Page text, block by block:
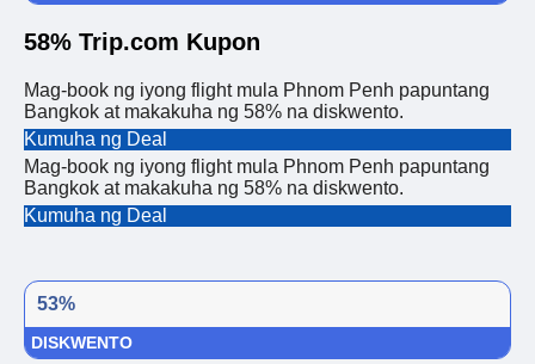
58% Trip.com Kupon
Mag-book ng iyong flight mula Phnom Penh papuntang
Bangkok at makakuha ng 58% na diskwento.
Kumuha ng Deal
Mag-book ng iyong flight mula Phnom Penh papuntang
Bangkok at makakuha ng 58% na diskwento.
Kumuha ng Deal
53%
DISKWENTO